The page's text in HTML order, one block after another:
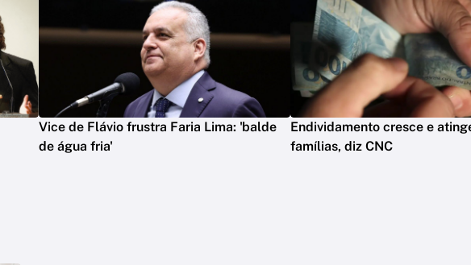
Vice de Flávio frustra Faria Lima: 'balde
de água fria'
Endividamento cresce e
famílias, diz CNC